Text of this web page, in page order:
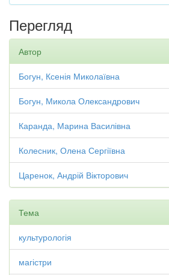
Перегляд
Автор
Богун, Ксенія Миколаївна
Богун, Микола Олександрович
Каранда, Марина Василівна
Колесник, Олена Сергіївна
Царенок, Андрій Вікторович
Тема
культурологія
магістри